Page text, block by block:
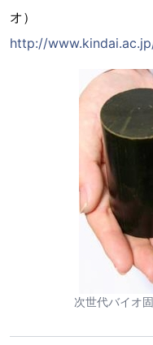
オ）
http://
次世代バイオ